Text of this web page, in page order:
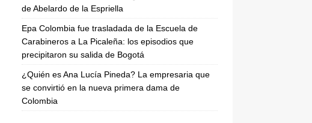
de Abelardo de la Espriella
Epa Colombia fue trasladada de la Escuela de
Carabineros a La Picaleña: los episodios que
precipitaron su salida de Bogotá
¿Quién es Ana Lucía Pineda? La empresaria que
se convirtió en la nueva primera dama de
Colombia